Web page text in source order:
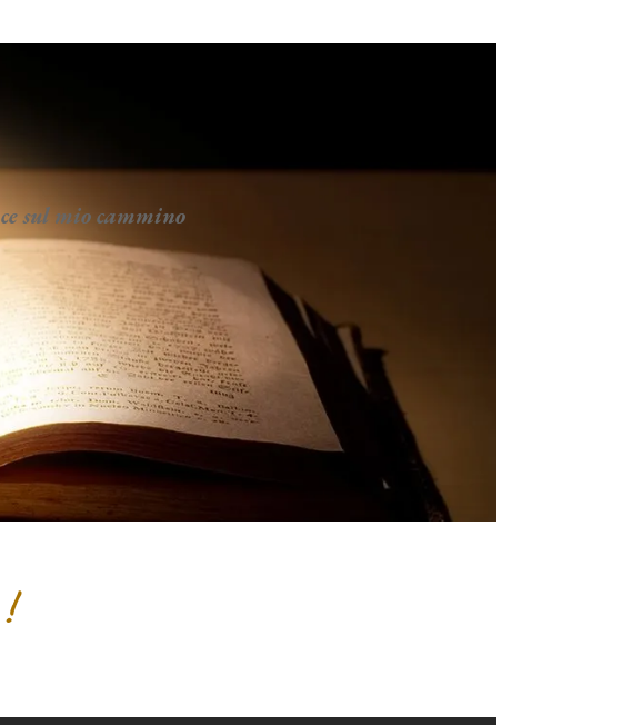
sul mio cammino